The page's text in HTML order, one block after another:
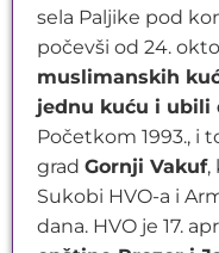
sela Paljike pod
počevši od 24.
muslimanskih
jednu kuću i ubili
Početkom 1993., i
grad Gornji Vakuf,
Sukobi HVO-a i
dana. HVO je 17.